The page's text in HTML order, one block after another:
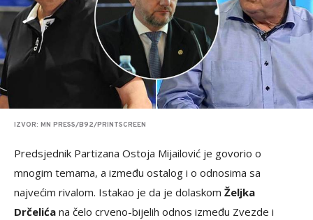
IZVOR: MN PRESS/B92/PRINTSCREEN
Predsjednik Partizana Ostoja Mijailović je govorio o
mnogim temama, a između ostalog i o odnosima sa
najvećim rivalom. Istakao je da je dolaskom Željka
Drčelića na čelo crveno-bijelih odnos između Zvezde i